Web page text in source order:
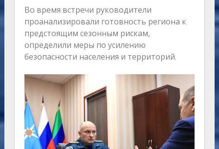
Во время встречи руководители
проанализировали готовность региона к
предстоящим сезонным рискам,
определили меры по усилению
безопасности населения и территорий.